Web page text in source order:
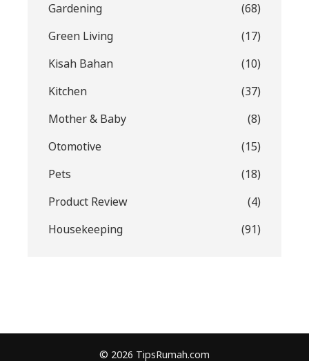
Gardening
(68)
Green Living
(17)
Kisah Bahan
(10)
Kitchen
(37)
Mother & Baby
(8)
Otomotive
(15)
Pets
(18)
Product Review
(4)
Housekeeping
(91)
© 2026 TipsRumah.com